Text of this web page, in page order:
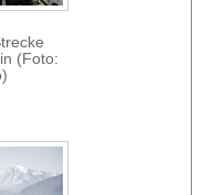
(Foto: